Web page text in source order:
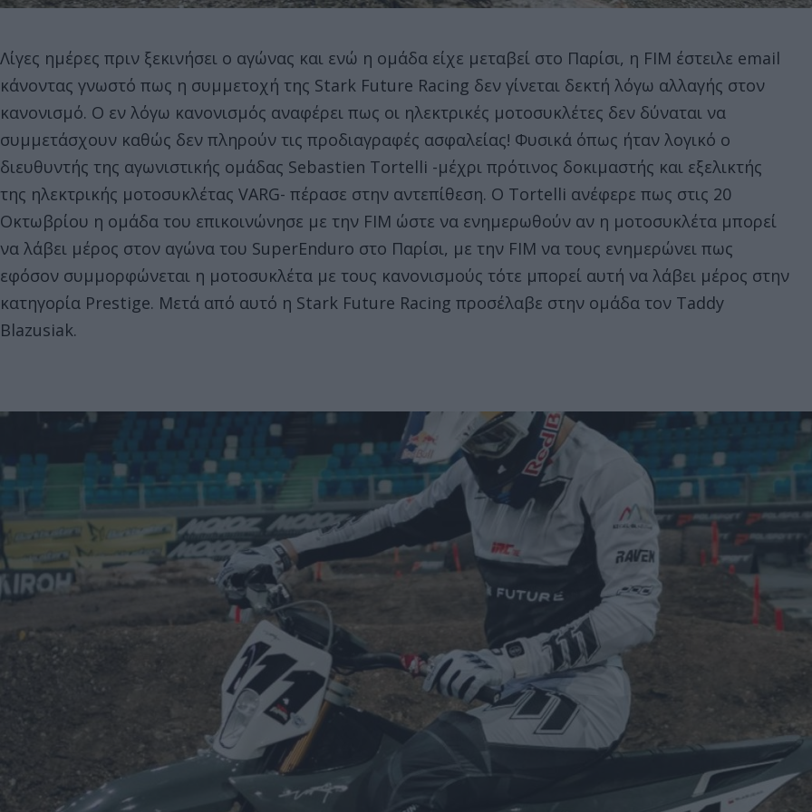
Λίγες ημέρες πριν ξεκινήσει ο αγώνας και ενώ η ομάδα είχε μεταβεί στο Παρίσι, η FIM έστειλε email
κάνοντας γνωστό πως η συμμετοχή της Stark Future Racing δεν γίνεται δεκτή λόγω αλλαγής στον
κανονισμό. Ο εν λόγω κανονισμός αναφέρει πως οι ηλεκτρικές μοτοσυκλέτες δεν δύναται να
συμμετάσχουν καθώς δεν πληρούν τις προδιαγραφές ασφαλείας! Φυσικά όπως ήταν λογικό ο
διευθυντής της αγωνιστικής ομάδας Sebastien Tortelli -μέχρι πρότινος δοκιμαστής και εξελικτής
της ηλεκτρικής μοτοσυκλέτας VARG- πέρασε στην αντεπίθεση. Ο Tortelli ανέφερε πως στις 20
Οκτωβρίου η ομάδα του επικοινώνησε με την FIM ώστε να ενημερωθούν αν η μοτοσυκλέτα μπορεί
να λάβει μέρος στον αγώνα του SuperEnduro στο Παρίσι, με την FIM να τους ενημερώνει πως
εφόσον συμμορφώνεται η μοτοσυκλέτα με τους κανονισμούς τότε μπορεί αυτή να λάβει μέρος στην
κατηγορία Prestige. Μετά από αυτό η Stark Future Racing προσέλαβε στην ομάδα τον Taddy
Blazusiak.